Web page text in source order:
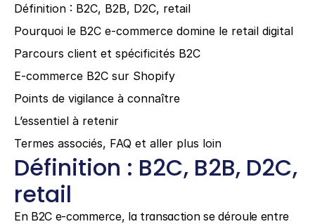
Définition : B2C, B2B, D2C, retail
Pourquoi le B2C e-commerce domine le retail digital
Parcours client et spécificités B2C
E-commerce B2C sur Shopify
Points de vigilance à connaître
L’essentiel à retenir
Termes associés, FAQ et aller plus loin
Définition : B2C, B2B, D2C,
retail
En B2C e-commerce, la transaction se déroule entre